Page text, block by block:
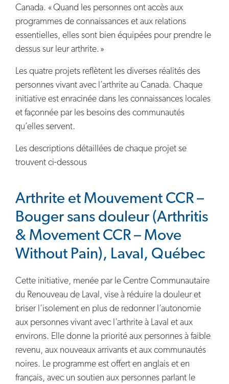
Canada. « Quand les personnes ont accès aux
programmes de connaissances et aux relations
essentielles, elles sont bien équipées pour prendre le
dessus sur leur arthrite. »
Les quatre projets reflètent les diverses réalités des
personnes vivant avec l’arthrite au Canada. Chaque
initiative est enracinée dans les connaissances locales
et façonnée par les besoins des communautés
qu’elles servent.
Les descriptions détaillées de chaque projet se
trouvent ci-dessous
Arthrite et Mouvement CCR –
Bouger sans douleur (Arthritis
& Movement CCR – Move
Without Pain), Laval, Québec
Cette initiative, menée par le Centre Communautaire
du Renouveau de Laval, vise à réduire la douleur et
briser l’isolement en plus de redonner l’autonomie
aux personnes vivant avec l’arthrite à Laval et aux
environs. Elle donne la priorité aux personnes à faible
revenu, aux nouveaux arrivants et aux communautés
noires. Le programme est offert en anglais et en
français, avec un soutien aux personnes parlant le